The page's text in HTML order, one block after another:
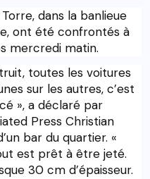
dans la banlieue
ont été confrontés à
mercredi matin.
toutes les voitures
sur les autres, c’est
», a déclaré par
Press Christian
bar du quartier. «
est prêt à être jeté.
30 cm d’épaisseur.